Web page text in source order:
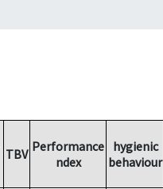
TBV Performance
ndex
hygienic
behaviour